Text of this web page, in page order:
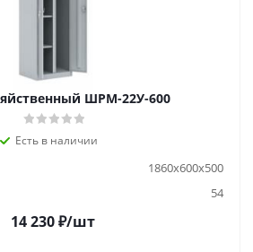
ШРМ-22У-600
Есть в наличии
1860х600х500
54
14 230₽/шт